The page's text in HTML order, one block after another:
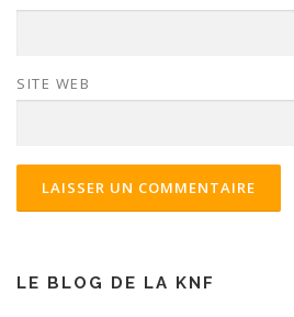
SITE WEB
LE BLOG DE LA KNF